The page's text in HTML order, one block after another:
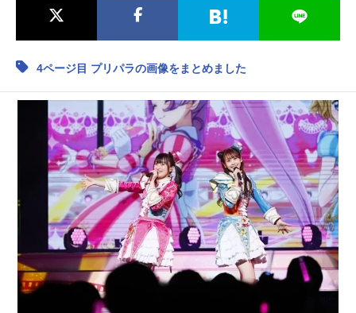
マンガ・ラノベ ゲーム・アプリ 音楽 コスプレ
最新記事一覧
アニメ記事一覧 声優記事一覧
アニメ映画一覧 実写化映画一覧
今期アニメ曜日別一覧
春アニメ 夏アニメ
秋アニメ 冬アニメ
4ページ目 プリパラの画像をまとめました